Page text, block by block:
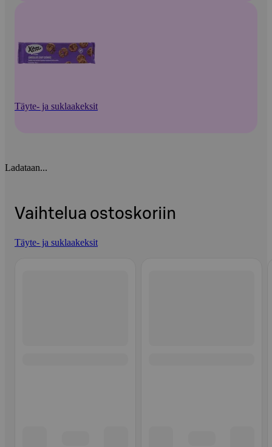
Täyte- ja suklaakeksit
Ladataan...
Vaihtelua ostoskoriin
Täyte- ja suklaakeksit